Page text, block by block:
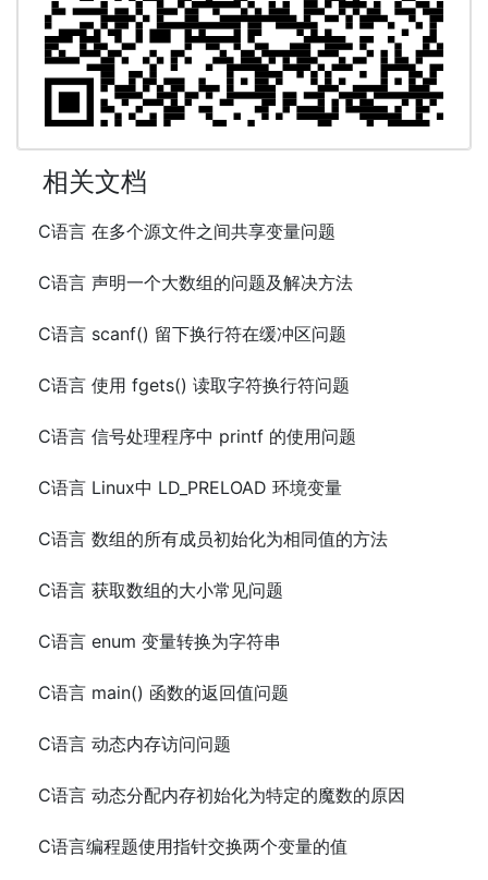
相关文档
C语言 在多个源文件之间共享变量问题
C语言 声明一个大数组的问题及解决方法
C语言 scanf() 留下换行符在缓冲区问题
C语言 使用 fgets() 读取字符换行符问题
C语言 信号处理程序中 printf 的使用问题
C语言 Linux中 LD_PRELOAD 环境变量
C语言 数组的所有成员初始化为相同值的方法
C语言 获取数组的大小常见问题
C语言 enum 变量转换为字符串
C语言 main() 函数的返回值问题
C语言 动态内存访问问题
C语言 动态分配内存初始化为特定的魔数的原因
C语言编程题使用指针交换两个变量的值